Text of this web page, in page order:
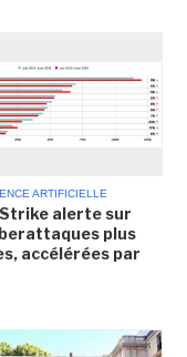
ARTIFICIELLE
alerte sur
plus
accélérées par